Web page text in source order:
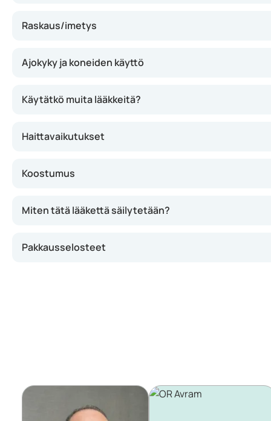
Raskaus/imetys
Ajokyky ja koneiden käyttö
Käytätkö muita lääkkeitä?
Haittavaikutukset
Koostumus
Miten tätä lääkettä säilytetään?
Pakkausselosteet